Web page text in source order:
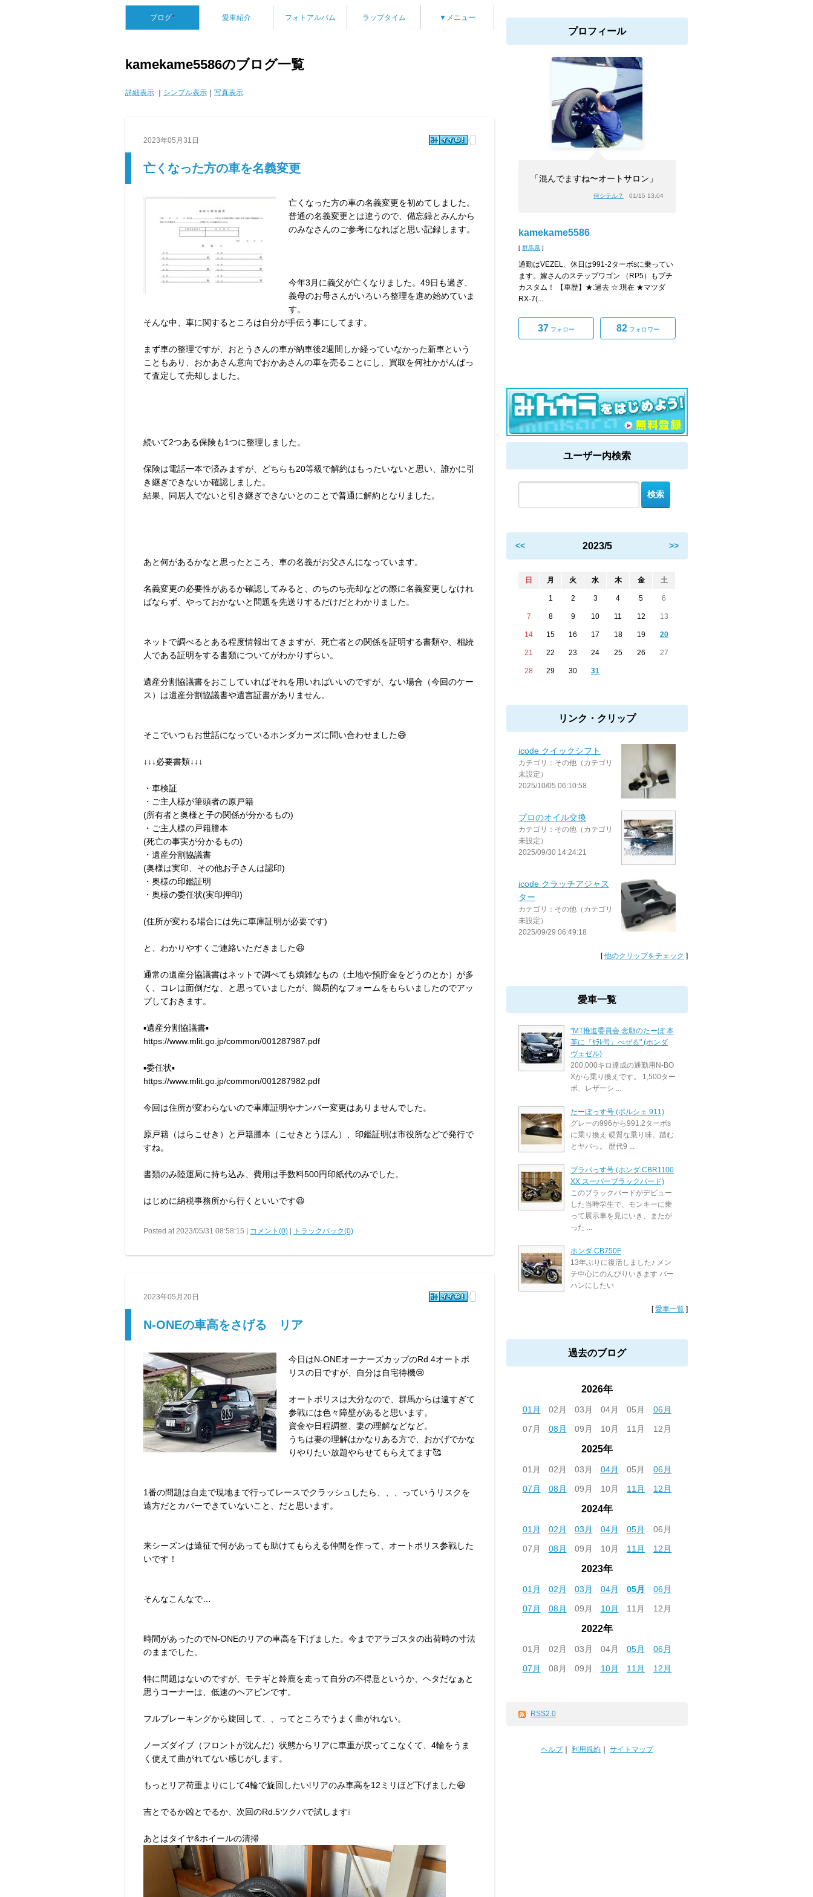
ブログ* 愛車紹介 フォトアルバム ラップタイム ▼メニュー
kamekame5586のブログ一覧
詳細表示 シンプル表示 写真表示
2023年05月31日
亡くなった方の車を名義変更
亡くなった方の車の名義変更を初めてしました。
普通の名義変更とは違うので、備忘録とみんから
のみなさんのご参考になればと思い記録します。
今年3月に義父が亡くなりました。49日も過ぎ、
義母のお母さんがいろいろ整理を進め始めていま
す。
そんな中、車に関するところは自分が手伝う事にしてます。
まず車の整理ですが、おとうさんの車が納車後2週間しか経っていなかった新車という
こともあり、おかあさん意向でおかあさんの車を売ることにし、買取を何社かがんばっ
て査定して売却しました。
続いて2つある保険も1つに整理しました。
保険は電話一本で済みますが、どちらも20等級で解約はもったいないと思い、誰かに引
き継ぎできないか確認しました。
結果、同居人でないと引き継ぎできないとのことで普通に解約となりました。
あと何があるかなと思ったところ、車の名義がお父さんになっています。
名義変更の必要性があるか確認してみると、のちのち売却などの際に名義変更しなけれ
ばならず、やっておかないと問題を先送りするだけだとわかりました。
ネットで調べるとある程度情報出てきますが、死亡者との関係を証明する書類や、相続
人である証明をする書類についてがわかりずらい。
遺産分割協議書をおこしていればそれを用いればいいのですが、ない場合（今回のケー
ス）は遺産分割協議書や遺言証書がありません。
そこでいつもお世話になっているホンダカーズに問い合わせました😅
↓↓↓必要書類↓↓↓
・車検証
・ご主人様が筆頭者の原戸籍
(所有者と奥様と子の関係が分かるもの)
・ご主人様の戸籍謄本
(死亡の事実が分かるもの)
・遺産分割協議書
(奥様は実印、その他お子さんは認印)
・奥様の印鑑証明
・奥様の委任状(実印押印)
(住所が変わる場合には先に車庫証明が必要です)
と、わかりやすくご連絡いただきました😆
通常の遺産分協議書はネットで調べても煩雑なもの（土地や預貯金をどうのとか）が多
く、コレは面倒だな、と思っていましたが、簡易的なフォームをもらいましたのでアッ
プしておきます。
▪️遺産分割協議書▪️
https://www.mlit.go.jp/common/001287987.pdf
▪️委任状▪️
https://www.mlit.go.jp/common/001287982.pdf
今回は住所が変わらないので車庫証明やナンバー変更はありませんでした。
原戸籍（はらこせき）と戸籍謄本（こせきとうほん）、印鑑証明は市役所などで発行で
すね。
書類のみ陸運局に持ち込み、費用は手数料500円印紙代のみでした。
はじめに納税事務所から行くといいです😆
Posted at 2023/05/31 08:58:15 | コメント(0) トラックバック(0)
2023年05月20日
N-ONEの車高をさげる リア
今日はN-ONEオーナーズカップのRd.4オートポ
リスの日ですが、自分は自宅待機😢
オートポリスは大分なので、群馬からは遠すぎて
参戦には色々障壁があると思います。
資金や日程調整、妻の理解などなど。
うちは妻の理解はかなりある方で、おかげでかな
りやりたい放題やらせてもらえてます🥰
1番の問題は自走で現地まで行ってレースでクラッシュしたら、、、っていうリスクを
遠方だとカバーできていないこと、だと思います。
来シーズンは遠征で何があっても助けてもらえる仲間を作って、オートポリス参戦した
いです！
そんなこんなで…
時間があったのでN-ONEのリアの車高を下げました。今までアラゴスタの出荷時の寸法
のままでした。
特に問題はないのですが、モテギと鈴鹿を走って自分の不得意というか、ヘタだなぁと
思うコーナーは、低速のヘアピンです。
フルブレーキングから旋回して、、ってところでうまく曲がれない。
ノーズダイブ（フロントが沈んだ）状態からリアに車重が戻ってこなくて、4輪をうま
く使えて曲がれてない感じがします。
もっとリア荷重よりにして4輪で旋回したい❕リアのみ車高を12ミリほど下げました😆
吉とでるか凶とでるか、次回のRd.5ツクバで試します❕
あとはタイヤ&ホイールの清掃
プロフィール
「混んでますね〜オートサロン」
何シテル？ 01/15 13:04
kamekame5586
[ 群馬県 ]
通勤はVEZEL、休日は991-2ターボsに乗ってい
ます。嫁さんのステップワゴン （RP5）もプチ
カスタム！ 【車歴】★:過去 ☆:現在 ★マツダ
RX-7(...
37 フォロー 82 フォロワー
ユーザー内検索
<< 2023/5 >>
日 月 火 水 木 金 土
1 2 3 4 5 6
7 8 9 10 11 12 13
14 15 16 17 18 19 20
21 22 23 24 25 26 27
28 29 30 31
リンク・クリップ
icode クイックシフト
カテゴリ：その他（カテゴリ
未設定）
2025/10/05 06:10:58
プロのオイル交換
カテゴリ：その他（カテゴリ
未設定）
2025/09/30 14:24:21
icode クラッチアジャス
ター
カテゴリ：その他（カテゴリ
未設定）
2025/09/29 06:49:18
[他のクリップをチェック ]
愛車一覧
"MT推進委員会 念願のたーぼ 本
革に『ﾔﾗﾚ号』べぜる" (ホンダ
ヴェゼル)
200,000キロ達成の通勤用N-BO
Xから乗り換えです。 1,500ター
ボ、レザーシ ...
たーぼっす号 (ポルシェ 911)
グレーの996から991.2ターボs
に乗り換え 硬質な乗り味。踏む
とヤバっ。 歴代9 ...
ブラバっす号 (ホンダ CBR1100
XX スーパーブラックバード)
このブラックバードがデビュー
した当時学生で、モンキーに乗
って展示車を見にいき、またが
った ...
ホンダ CB750F
13年ぶりに復活しました♪ メン
テ中心にのんびりいきます バー
ハンにしたい
[愛車一覧 ]
過去のブログ
2026年
01月 02月 03月 04月 05月
06月
07月
08月 09月 10月 11月 12月
2025年
01月 02月 03月 04月 05月
06月
07月
08月 09月 10月 11月 12月
2024年
01月 02月 03月 04月 05月
06月
07月
08月 09月 10月 11月 12月
2023年
01月 02月 03月 04月 05月
06月
07月
08月 09月 10月 11月 12月
2022年
01月 02月 03月 04月 05月
06月
07月
08月 09月 10月 11月 12月
RSS2.0
ヘルプ｜ 利用規約 サイトマップ